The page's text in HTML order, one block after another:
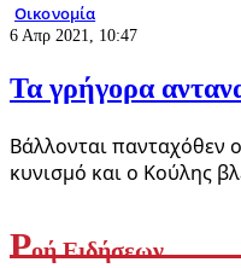
Οικονομία
6 Απρ 2021, 10:47
Τα γρήγορα
Βάλλονται πανταχόθεν
κυνισμό και ο Κούλης
Ροή Ειδήσεων